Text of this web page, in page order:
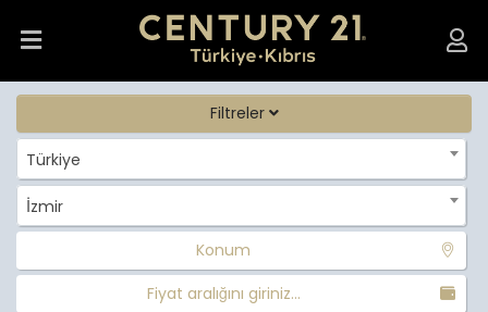
Filtreler
Türkiye
İzmir
Konum
Fiyat aralığını giriniz...